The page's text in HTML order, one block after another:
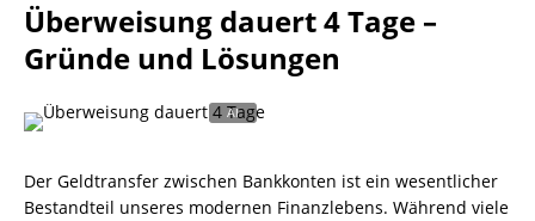
Überweisung dauert 4 Tage –
Gründe und Lösungen
Der Geldtransfer zwischen Bankkonten ist ein wesentlicher
Bestandteil unseres modernen Finanzlebens. Während viele